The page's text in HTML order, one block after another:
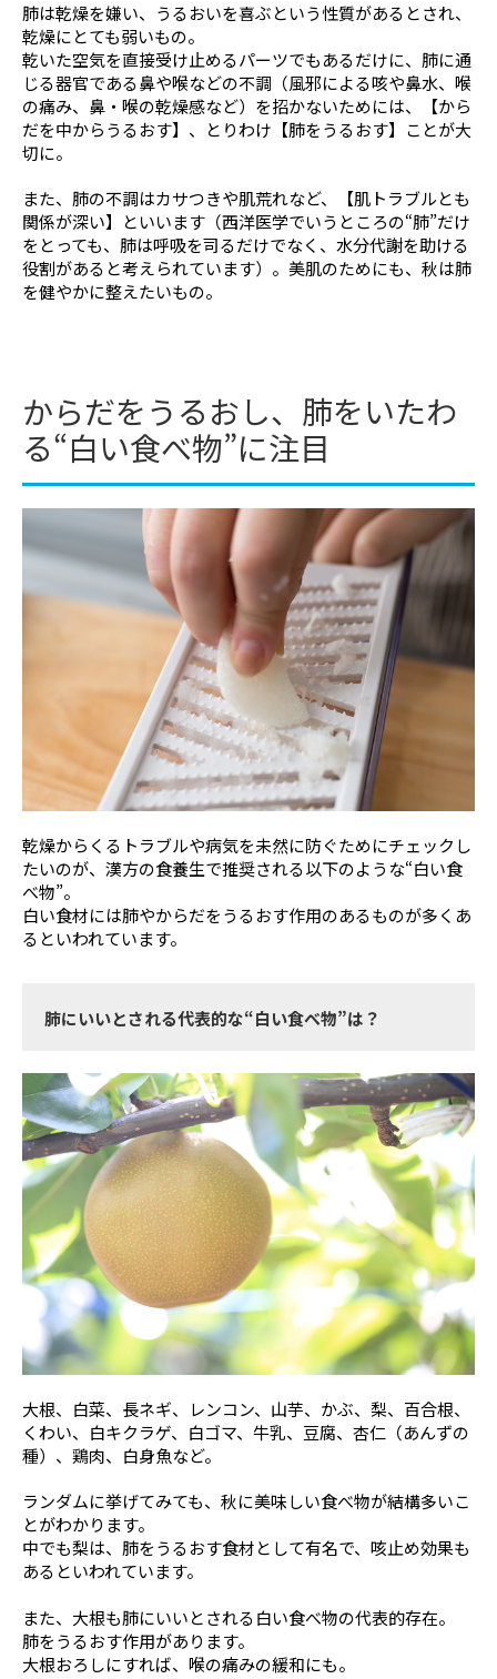
肺は乾燥を嫌い、うるおいを喜ぶという性質があるとされ、
乾燥にとても弱いもの。
乾いた空気を直接受け止めるパーツでもあるだけに、肺に通
じる器官である鼻や喉などの不調（風邪による咳や鼻水、喉
の痛み、鼻・喉の乾燥感など）を招かないためには、【から
だを中からうるおす】、とりわけ【肺をうるおす】ことが大
切に。
また、肺の不調はカサつきや肌荒れなど、【肌トラブルとも
関係が深い】といいます（西洋医学でいうところの“肺”だけ
をとっても、肺は呼吸を司るだけでなく、水分代謝を助ける
役割があると考えられています）。美肌のためにも、秋は肺
を健やかに整えたいもの。
からだをうるおし、肺をいたわ
る“白い食べ物”に注目
乾燥からくるトラブルや病気を未然に防ぐためにチェックし
たいのが、漢方の食養生で推奨される以下のような“白い食
べ物”。
白い食材には肺やからだをうるおす作用のあるものが多くあ
るといわれています。
肺にいいとされる代表的な“白い食べ物”は？
大根、白菜、長ネギ、レンコン、山芋、かぶ、梨、百合根、
くわい、白キクラゲ、白ゴマ、牛乳、豆腐、杏仁（あんずの
種）、鶏肉、白身魚など。
ランダムに挙げてみても、秋に美味しい食べ物が結構多いこ
とがわかります。
中でも梨は、肺をうるおす食材として有名で、咳止め効果も
あるといわれています。
また、大根も肺にいいとされる白い食べ物の代表的存在。
肺をうるおす作用があります。
大根おろしにすれば、喉の痛みの緩和にも。